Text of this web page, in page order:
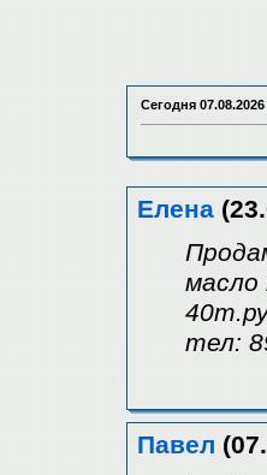
Сегодня 07.08.2026
Елена
масло
тел:
Павел